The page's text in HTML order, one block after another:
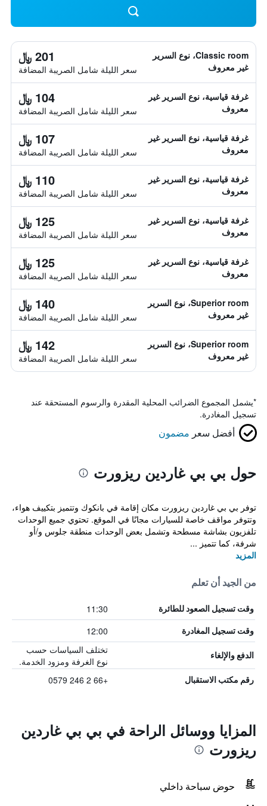
Classic room، نوع السرير
غير معروف
201 ﷼
سعر الليلة شامل الصريبة المضافة
غرفة قياسية، نوع السرير غير
معروف
104 ﷼
سعر الليلة شامل الصريبة المضافة
غرفة قياسية، نوع السرير غير
معروف
107 ﷼
سعر الليلة شامل الصريبة المضافة
غرفة قياسية، نوع السرير غير
معروف
110 ﷼
سعر الليلة شامل الصريبة المضافة
غرفة قياسية، نوع السرير غير
معروف
125 ﷼
سعر الليلة شامل الصريبة المضافة
غرفة قياسية، نوع السرير غير
معروف
125 ﷼
سعر الليلة شامل الصريبة المضافة
Superior room، نوع السرير
غير معروف
140 ﷼
سعر الليلة شامل الصريبة المضافة
Superior room، نوع السرير
غير معروف
142 ﷼
سعر الليلة شامل الصريبة المضافة
*يشمل المجموع الضرائب المحلية المقدرة والرسوم المستحقة عند
تسجيل المغادرة.
أفضل سعر مضمون
حول بي بي غاردين ريزورت
توفر بي بي غاردين ريزورت مكان إقامة في بانكوك وتتميز بتكييف هواء،
وتتوفر مواقف خاصة للسيارات مجانًا في الموقع. تحتوي جميع الوحدات
تلفزيون بشاشة مسطحة وتشمل بعض الوحدات منطقة جلوس و/أو
شرفة، كما تتميز ...
المزيد
من الجيد أن تعلم
وقت تسجيل الصعود للطائرة 11:30
وقت تسجيل المغادرة 12:00
الدفع والإلغاء
تختلف السياسات حسب
نوع الغرفة ومزود الخدمة.
رقم مكتب الاستقبال +66 2 246 0579
المزايا ووسائل الراحة في بي بي غاردين
ريزورت
حوض سباحة داخلي